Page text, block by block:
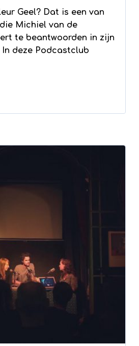
Geel? Dat is een van
Michiel van de
te beantwoorden in zijn
deze Podcastclub